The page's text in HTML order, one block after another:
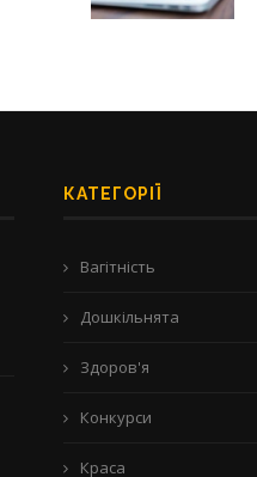
КАТЕГОРІЇ
Вагітність
Дошкільнята
Здоров'я
Конкурси
Краса